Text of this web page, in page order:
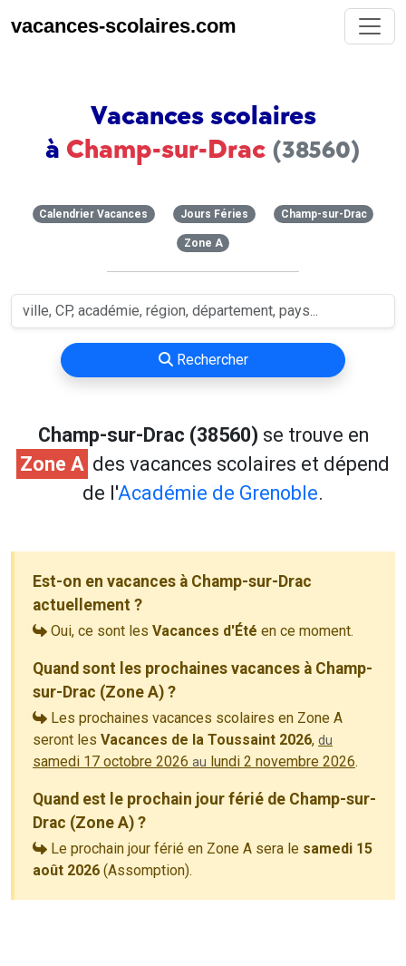
vacances-scolaires.com
Vacances scolaires
à Champ-sur-Drac (38560)
Calendrier Vacances Jours Féries Champ-sur-Drac
Zone A
Rechercher
Champ-sur-Drac (38560) se trouve en
Zone A des vacances scolaires et dépend
de l'Académie de Grenoble.
Est-on en vacances à Champ-sur-Drac
actuellement ?
Oui, ce sont les Vacances d'Été en ce moment.
Quand sont les prochaines vacances à Champ-
sur-Drac (Zone A) ?
Les prochaines vacances scolaires en Zone A
seront les Vacances de la Toussaint 2026, du
samedi 17 octobre 2026 au lundi 2 novembre 2026.
Quand est le prochain jour férié de Champ-sur-
Drac (Zone A) ?
Le prochain jour férié en Zone A sera le samedi 15
août 2026 (Assomption).